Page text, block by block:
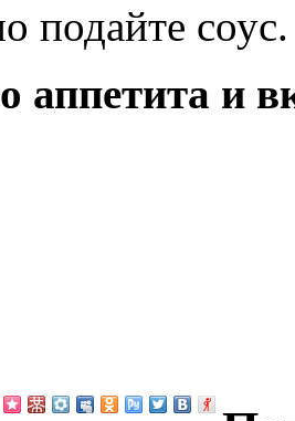
подайте соус.
аппетита и